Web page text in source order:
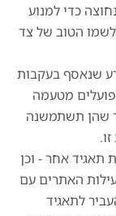
כדי למנוע
לשמו הטוב של צד
שנאסף בעקבות
מטעמה
שהן תשתמשנה
תאגיד אחר - וכן
האתרים עם
לתאגיד